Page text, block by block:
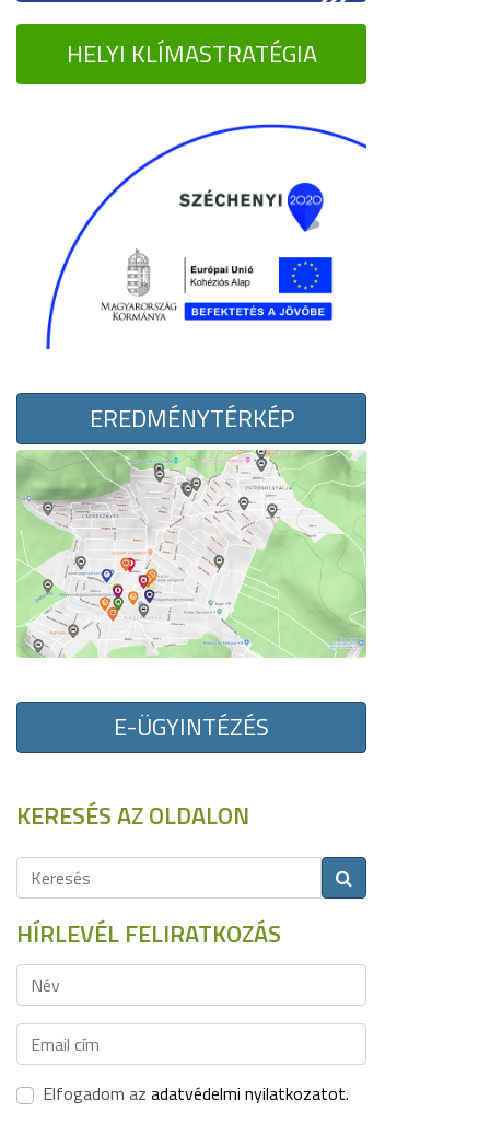
HELYI KLÍMASTRATÉGIA
EREDMÉNYTÉRKÉP
E-ÜGYINTÉZÉS
KERESÉS AZ OLDALON
HÍRLEVÉL FELIRATKOZÁS
Elfogadom az adatvédelmi nyilatkozatot.